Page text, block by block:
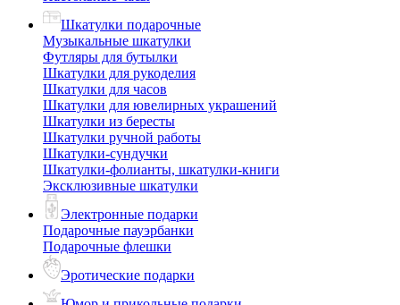
Шкатулки подарочные
Музыкальные шкатулки
Футляры для бутылки
Шкатулки для рукоделия
Шкатулки для часов
Шкатулки для ювелирных украшений
Шкатулки из бересты
Шкатулки ручной работы
Шкатулки-сундучки
Шкатулки-фолианты, шкатулки-книги
Эксклюзивные шкатулки
Электронные подарки
Подарочные пауэрбанки
Подарочные флешки
Эротические подарки